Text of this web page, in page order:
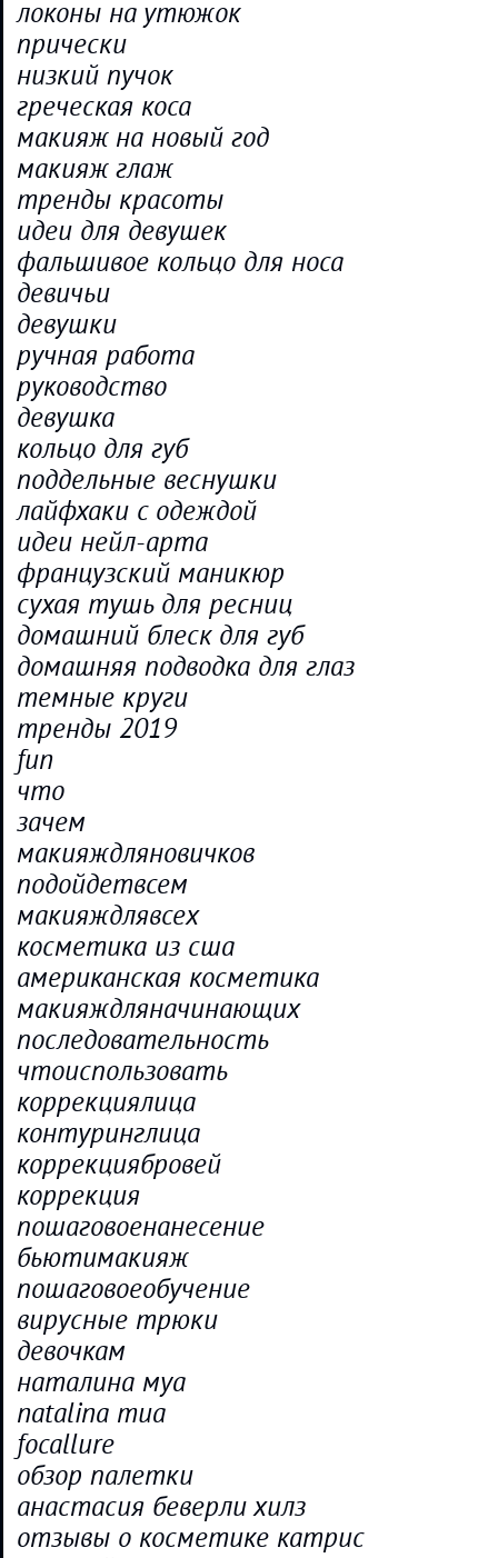
локоны на утюжок
прически
низкий пучок
греческая коса
макияж на новый год
макияж глаж
тренды красоты
идеи для девушек
фальшивое кольцо для носа
девичьи
девушки
ручная работа
руководство
девушка
кольцо для губ
поддельные веснушки
лайфхаки с одеждой
идеи нейл-арта
французский маникюр
сухая тушь для ресниц
домашний блеск для губ
домашняя подводка для глаз
темные круги
тренды 2019
fun
что
зачем
макияждляновичков
подойдетвсем
макияждлявсех
косметика из сша
американская косметика
макияждляначинающих
последовательность
чтоиспользовать
коррекциялица
контуринглица
коррекциябровей
коррекция
пошаговоенанесение
бьютимакияж
пошаговоеобучение
вирусные трюки
девочкам
наталина муа
natalina mua
focallure
обзор палетки
анастасия беверли хилз
отзывы о косметике катрис